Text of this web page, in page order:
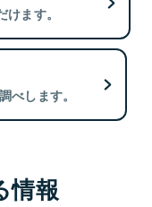
ます。
べします。
情報